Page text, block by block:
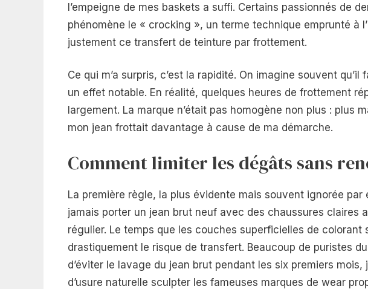
l’empeigne de mes baskets a suffi. Certains passionnés de
phénomène le « crocking », un terme technique emprunté à
justement ce transfert de teinture par frottement.
Ce qui m’a surpris, c’est la rapidité. On imagine souvent
un effet notable. En réalité, quelques heures de frottement
largement. La marque n’était pas homogène non plus : plus
mon jean frottait davantage à cause de ma démarche.
Comment limiter les dégâts sans
La première règle, la plus évidente mais souvent ignorée par
jamais porter un jean brut neuf avec des chaussures claires
régulier. Le temps que les couches superficielles de colorant
drastiquement le risque de transfert. Beaucoup de puristes
d’éviter le lavage du jean brut pendant les six premiers
d’usure naturelle sculpter les fameuses marques de wear